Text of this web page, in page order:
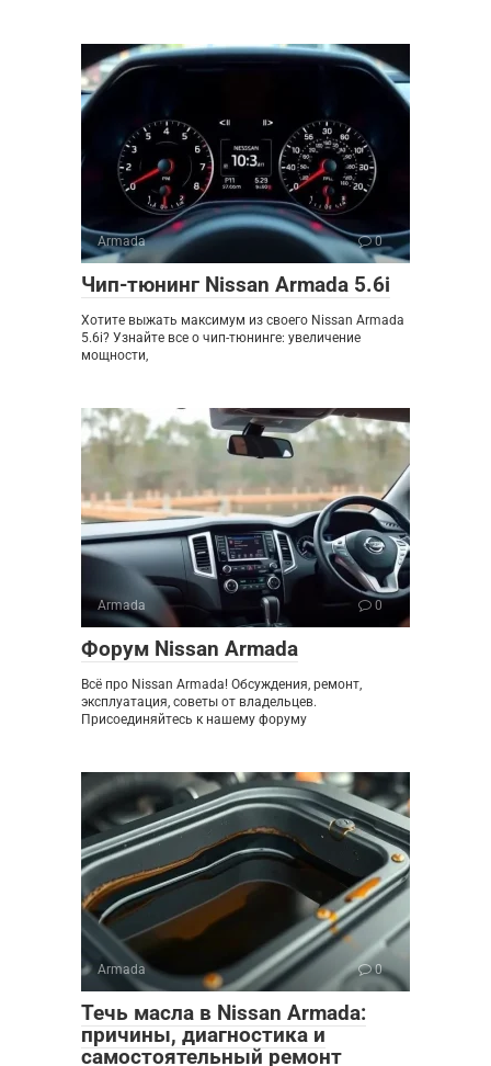
Armada 0
Чип-тюнинг Nissan Armada 5.6i
Хотите выжать максимум из своего Nissan Armada
5.6i? Узнайте все о чип-тюнинге: увеличение
мощности,
Armada 0
Форум Nissan Armada
Всё про Nissan Armada! Обсуждения, ремонт,
эксплуатация, советы от владельцев.
Присоединяйтесь к нашему форуму
Armada 0
Течь масла в Nissan Armada:
причины, диагностика и
самостоятельный ремонт